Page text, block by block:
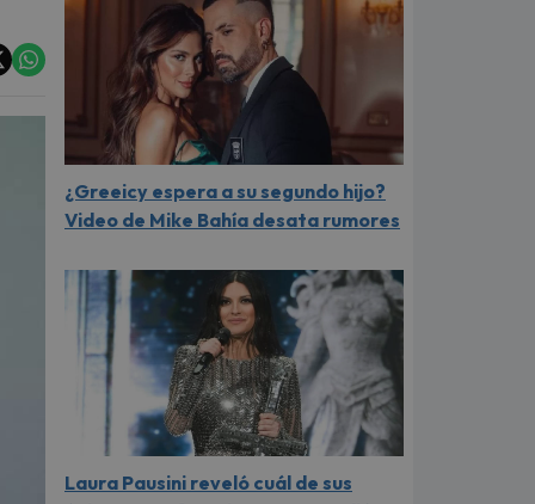
¿Greeicy espera a su segundo hijo?
Video de Mike Bahía desata rumores
Laura Pausini reveló cuál de sus